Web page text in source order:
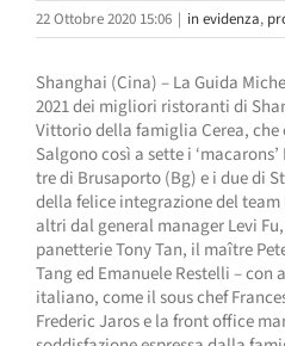
22 Ottobre 2020 15:06 | in evidenza,
Shanghai (Cina) – La Guida
2021 dei migliori ristoranti di
Vittorio della famiglia Cerea,
Salgono così a sette i
tre di Brusaporto (Bg) e i due di
della felice integrazione del
altri dal general manager Levi
panetterie Tony Tan, il maître
Tang ed Emanuele Restelli –
italiano, come il sous chef
Frederic Jaros e la front office